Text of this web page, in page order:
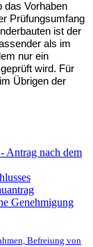
das Vorhaben
Prüfungsumfang
ist der
als im
nur ein
wird. Für
Übrigen der
Antrag nach dem
Genehmigung
Befreiung von